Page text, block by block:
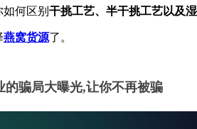
何区别 干挑工艺、半干挑工艺以及
燕窝货源了。
骗局大曝光,让你不再被骗